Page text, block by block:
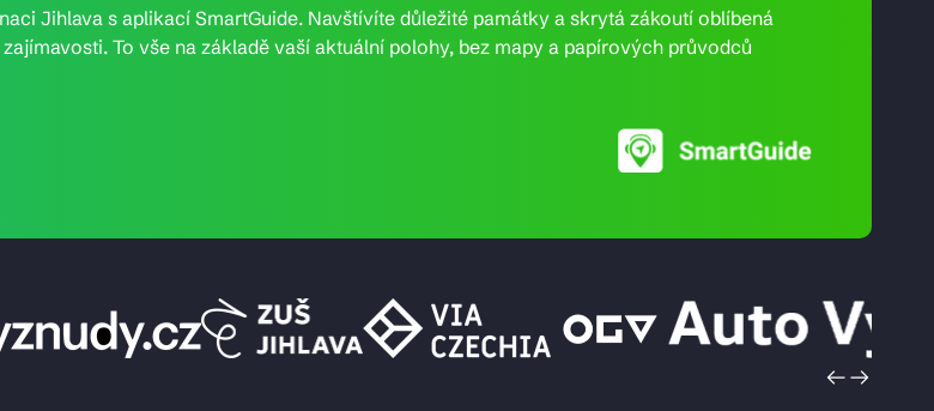
Jihlava s aplikací SmartGuide. Navštívíte důležité památky a skrytá zákoutí oblíbená
To vše na základě vaší aktuální polohy, bez mapy a papírových průvodců